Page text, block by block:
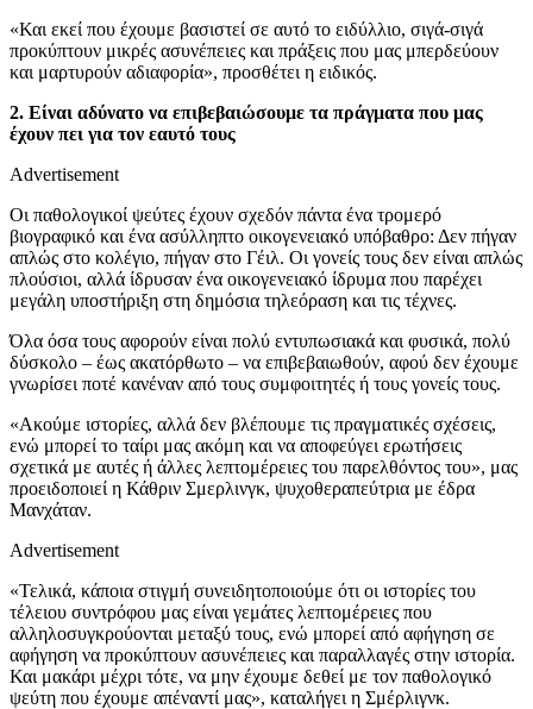
«Και εκεί που έχουμε βασιστεί σε αυτό το ειδύλλιο, σιγά-σιγά
προκύπτουν μικρές ασυνέπειες και πράξεις που μας μπερδεύουν
και μαρτυρούν αδιαφορία», προσθέτει η ειδικός.
2. Είναι αδύνατο να επιβεβαιώσουμε τα πράγματα που μας
έχουν πει για τον εαυτό τους
Advertisement
Οι παθολογικοί ψεύτες έχουν σχεδόν πάντα ένα τρομερό
βιογραφικό και ένα ασύλληπτο οικογενειακό υπόβαθρο: Δεν πήγαν
απλώς στο κολέγιο, πήγαν στο Γέιλ. Οι γονείς τους δεν είναι απλώς
πλούσιοι, αλλά ίδρυσαν ένα οικογενειακό ίδρυμα που παρέχει
μεγάλη υποστήριξη στη δημόσια τηλεόραση και τις τέχνες.
Όλα όσα τους αφορούν είναι πολύ εντυπωσιακά και φυσικά, πολύ
δύσκολο – έως ακατόρθωτο – να επιβεβαιωθούν, αφού δεν έχουμε
γνωρίσει ποτέ κανέναν από τους συμφοιτητές ή τους γονείς τους.
«Ακούμε ιστορίες, αλλά δεν βλέπουμε τις πραγματικές σχέσεις,
ενώ μπορεί το ταίρι μας ακόμη και να αποφεύγει ερωτήσεις
σχετικά με αυτές ή άλλες λεπτομέρειες του παρελθόντος του», μας
προειδοποιεί η Κάθριν Σμερλινγκ, ψυχοθεραπεύτρια με έδρα
Μανχάταν.
Advertisement
«Τελικά, κάποια στιγμή συνειδητοποιούμε ότι οι ιστορίες του
τέλειου συντρόφου μας είναι γεμάτες λεπτομέρειες που
αλληλοσυγκρούονται μεταξύ τους, ενώ μπορεί από αφήγηση σε
αφήγηση να προκύπτουν ασυνέπειες και παραλλαγές στην ιστορία.
Και μακάρι μέχρι τότε, να μην έχουμε δεθεί με τον παθολογικό
ψεύτη που έχουμε απέναντί μας», καταλήγει η Σμέρλιγνκ.